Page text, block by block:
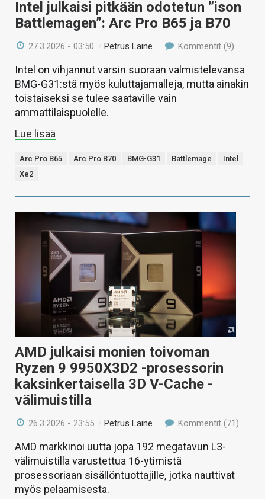
Intel julkaisi pitkään odotetun ”ison
Battlemagen”: Arc Pro B65 ja B70
27.3.2026 - 03:50 /Petrus Laine Kommentit (9)
Intel on vihjannut varsin suoraan valmistelevansa
BMG-G31:stä myös kuluttajamalleja, mutta ainakin
toistaiseksi se tulee saataville vain
ammattilaispuolelle.
Lue lisää
Arc Pro B65 Arc Pro B70 BMG-G31 Battlemage
Intel
Xe2
AMD julkaisi monien toivoman
Ryzen 9 9950X3D2 -prosessorin
kaksinkertaisella 3D V-Cache -
välimuistilla
26.3.2026 - 23:55 / Petrus Laine Kommentit (71)
AMD markkinoi uutta jopa 192 megatavun L3-
välimuistilla varustettua 16-ytimistä
prosessoriaan sisällöntuottajille, jotka nauttivat
myös pelaamisesta.